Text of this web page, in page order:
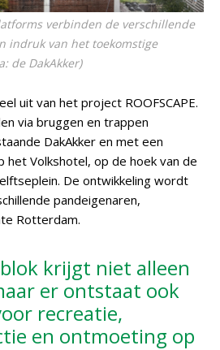
verbinden de verschillende
indruk van het toekomstige
de DakAkker)
uit van het project ROOFSCAPE.
via bruggen en trappen
DakAkker en met een
het Volkshotel, op de hoek van de
De ontwikkeling wordt
pandeigenaren,
Rotterdam.
krijgt niet alleen
er ontstaat ook
recreatie,
en ontmoeting op